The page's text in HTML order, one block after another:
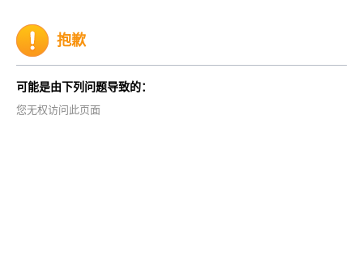
抱歉
可能是由下列问题导致的：
您无权访问此页面